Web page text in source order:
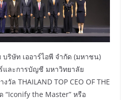
บริษัท เออาร์ไอพี จำกัด (มหาชน)
ละการบัญชี มหาวิทยาลัย
ล THAILAND TOP CEO OF THE
“Iconify the Master” หรือ